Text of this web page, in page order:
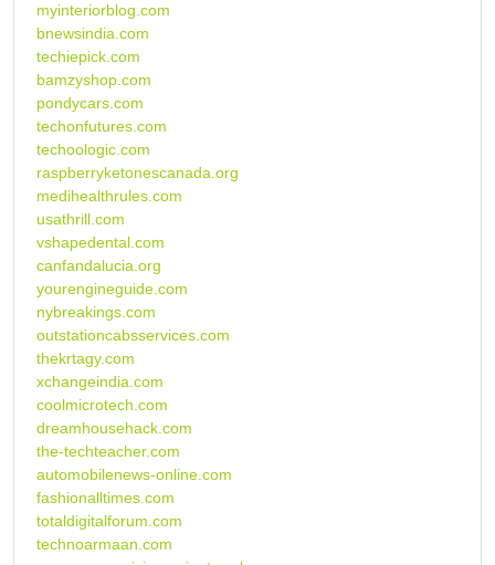
myinteriorblog.com
bnewsindia.com
techiepick.com
bamzyshop.com
pondycars.com
techonfutures.com
techoologic.com
raspberryketonescanada.org
medihealthrules.com
usathrill.com
vshapedental.com
canfandalucia.org
yourengineguide.com
nybreakings.com
outstationcabsservices.com
thekrtagy.com
xchangeindia.com
coolmicrotech.com
dreamhousehack.com
the-techteacher.com
automobilenews-online.com
fashionalltimes.com
totaldigitalforum.com
technoarmaan.com